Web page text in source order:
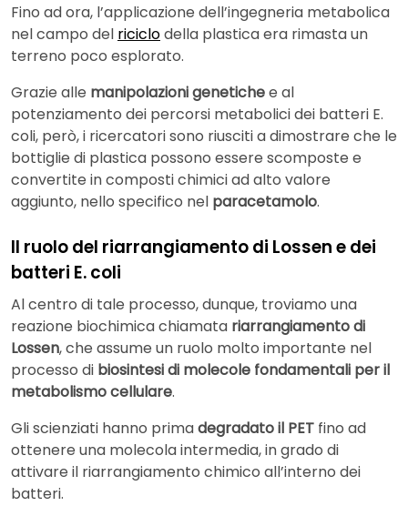
Fino ad ora, l’applicazione dell’ingegneria metabolica
nel campo del riciclodella plastica era rimasta un
terreno poco esplorato.
Grazie alle manipolazioni genetichee al
potenziamento dei percorsi metabolici dei batteri E.
coli, però, i ricercatori sono riusciti a dimostrare che le
bottiglie di plastica possono essere scomposte e
convertite in composti chimici ad alto valore
aggiunto, nello specifico nel paracetamolo.
Il ruolo del riarrangiamento di Lossen e dei
batteri E. coli
Al centro di tale processo, dunque, troviamo una
reazione biochimica chiamata riarrangiamento di
Lossen, che assume un ruolo molto importante nel
processo di biosintesi di molecole fondamentali per il
metabolismo cellulare.
Gli scienziati hanno primadegradato il PET fino ad
ottenere una molecola intermedia, in grado di
attivare il riarrangiamento chimico all’interno dei
batteri.